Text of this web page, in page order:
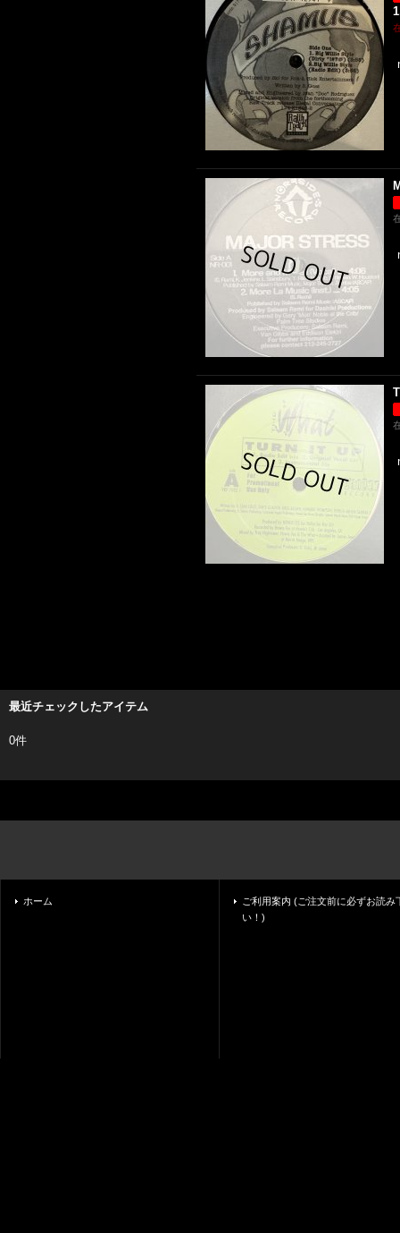
最近チェックしたアイテム
0件
ホーム
ご利用案内 (ご注文前に必ずお読み
い！)